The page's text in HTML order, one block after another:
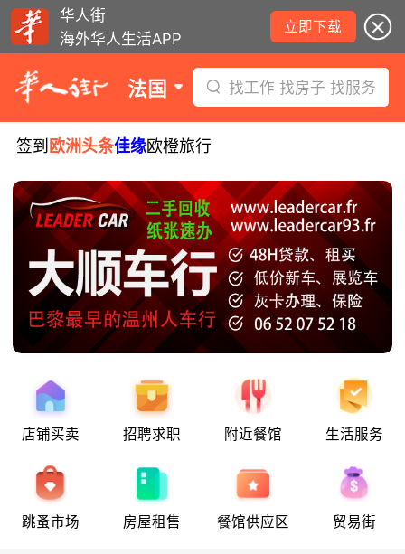
华人街
海外华人生活APP
立即下载
法国 找工作 找房子 找服务
签到 欧洲头条佳缘欧橙旅行
店铺买卖 招聘求职 附近餐馆 生活服务
跳蚤市场 房屋租售 餐馆供应区 贸易街
8月5日要闻：易捷航空八月罢工预警！
数字度假支票使用受限！警惕网络募捐
无栏杆收费站逃费将重罚！
多款避孕套因安全缺陷召回！